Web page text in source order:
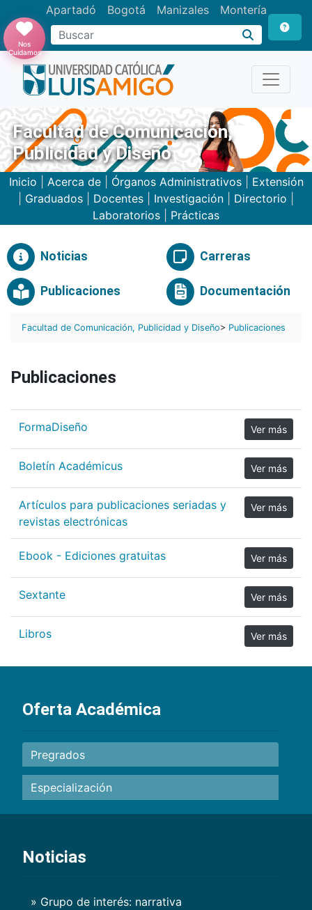
Apartadó Bogotá Manizales Montería
Buscar
Nos
Cuidamos
Facultad de Comunicación,
Publicidad y Diseño
Inicio Acerca de| Órganos Administrativos| Extensión
Graduados Docentes Investigación Directorio
Laboratorios
Prácticas
Noticias Carreras
Publicaciones Documentación
Facultad de Comunicación, Publicidad y Diseño> Publicaciones
Publicaciones
FormaDiseño Ver más
Boletín Académicus Ver más
Artículos para publicaciones seriadas y
revistas electrónicas
Ver más
Ebook - Ediciones gratuitas Ver más
Sextante Ver más
Libros Ver más
Oferta Académica
Pregrados
Especialización
Noticias
» Grupo de interés: narrativa